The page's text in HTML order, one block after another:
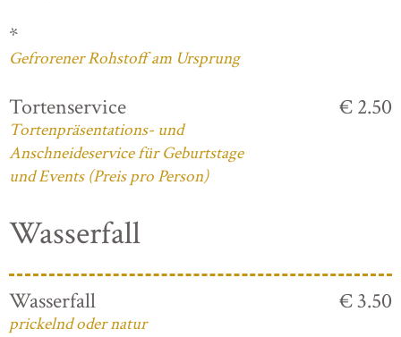
*
Gefrorener Rohstoff am Ursprung
Tortenservice
Tortenpräsentations- und
Anschneideservice für Geburtstage
und Events (Preis pro Person)
€ 2.50
Wasserfall
Wasserfall
prickelnd oder natur
€ 3.50